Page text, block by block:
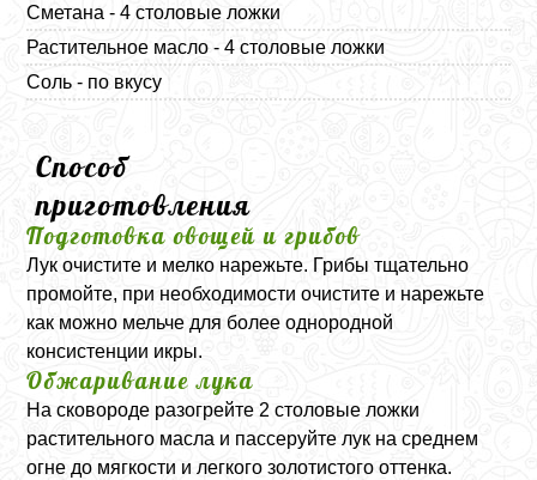
Сметана - 4 столовые ложки
Растительное масло - 4 столовые ложки
Соль - по вкусу
Способ
приготовления
Подготовка овощей и грибов
Лук очистите и мелко нарежьте. Грибы тщательно
промойте, при необходимости очистите и нарежьте
как можно мельче для более однородной
консистенции икры.
Обжаривание лука
На сковороде разогрейте 2 столовые ложки
растительного масла и пассеруйте лук на среднем
огне до мягкости и легкого золотистого оттенка.